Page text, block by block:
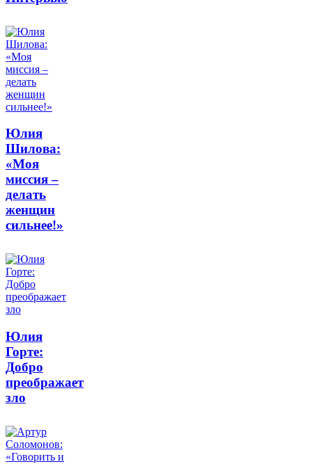
Юлия
Шилова:
«Моя
миссия –
делать
женщин
сильнее!»
Юлия
Горте:
Добро
преображает
зло